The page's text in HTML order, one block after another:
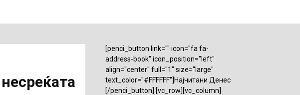
[penci_button link="" icon="fa fa-
address-book" icon_position="left"
align="center" full="1" size="large"
text_color="#FFFFFF"]Најчитани Денес
[/penci_button] [vc_row][vc_column]